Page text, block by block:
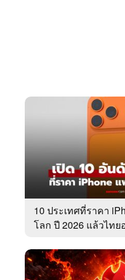
10 ประเทศที่ราคา
โลก ปี 2026 แล้วไท